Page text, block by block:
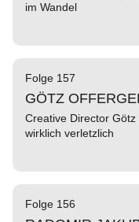
im Wandel
Folge 157
GÖTZ
Creative Director
wirklich verletzlich
Folge 156